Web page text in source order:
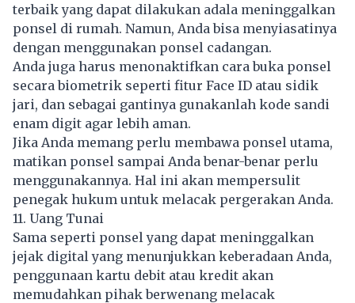
terbaik yang dapat dilakukan adala meninggalkan
ponsel di rumah. Namun, Anda bisa menyiasatinya
dengan menggunakan ponsel cadangan.
Anda juga harus menonaktifkan cara buka ponsel
secara biometrik seperti fitur Face ID atau sidik
jari, dan sebagai gantinya gunakanlah kode sandi
enam digit agar lebih aman.
Jika Anda memang perlu membawa ponsel utama,
matikan ponsel sampai Anda benar-benar perlu
menggunakannya. Hal ini akan mempersulit
penegak hukum untuk melacak pergerakan Anda.
11. Uang Tunai
Sama seperti ponsel yang dapat meninggalkan
jejak digital yang menunjukkan keberadaan Anda,
penggunaan kartu debit atau kredit akan
memudahkan pihak berwenang melacak